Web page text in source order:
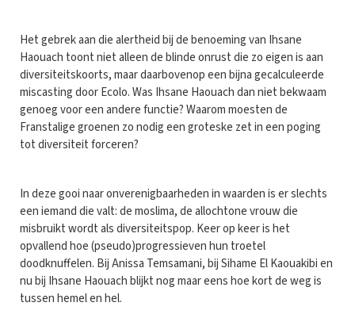
Het gebrek aan die alertheid bij de benoeming van Ihsane
Haouach toont niet alleen de blinde onrust die zo eigen is aan
diversiteitskoorts, maar daarbovenop een bijna gecalculeerde
miscasting door Ecolo. Was Ihsane Haouach dan niet bekwaam
genoeg voor een andere functie? Waarom moesten de
Franstalige groenen zo nodig een groteske zet in een poging
tot diversiteit forceren?
In deze gooi naar onverenigbaarheden in waarden is er slechts
een iemand die valt: de moslima, de allochtone vrouw die
misbruikt wordt als diversiteitspop. Keer op keer is het
opvallend hoe (pseudo)progressieven hun troetel
doodknuffelen. Bij Anissa Temsamani, bij Sihame El Kaouakibi en
nu bij Ihsane Haouach blijkt nog maar eens hoe kort de weg is
tussen hemel en hel.